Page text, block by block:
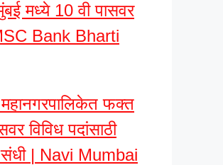
मध्ये 10 वी पासवर
Bank Bharti
फक्त
विविध पदांसाठी
संधी | Navi Mumbai